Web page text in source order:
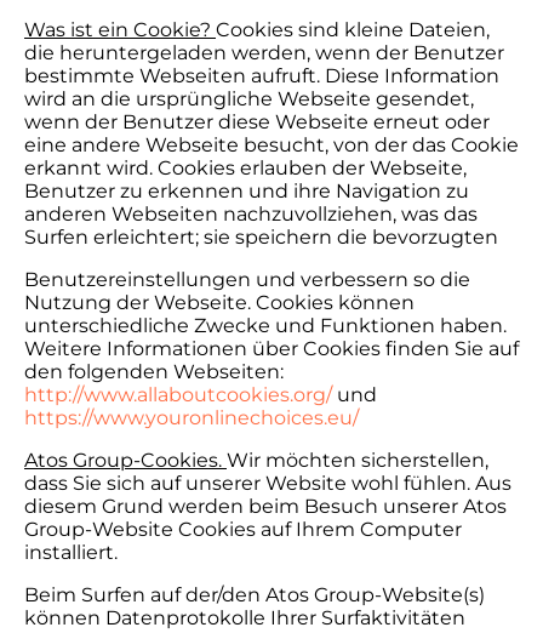
Was ist ein Cookie? Cookies sind kleine Dateien,
die heruntergeladen werden, wenn der Benutzer
bestimmte Webseiten aufruft. Diese Information
wird an die ursprüngliche Webseite gesendet,
wenn der Benutzer diese Webseite erneut oder
eine andere Webseite besucht, von der das Cookie
erkannt wird. Cookies erlauben der Webseite,
Benutzer zu erkennen und ihre Navigation zu
anderen Webseiten nachzuvollziehen, was das
Surfen erleichtert; sie speichern die bevorzugten
Benutzereinstellungen und verbessern so die
Nutzung der Webseite. Cookies können
unterschiedliche Zwecke und Funktionen haben.
Weitere Informationen über Cookies finden Sie auf
den folgenden Webseiten:
http://www.allaboutcookies.org/und
https://www.youronlinechoices.eu/
Atos Group-Cookies. Wir möchten sicherstellen,
dass Sie sich auf unserer Website wohl fühlen. Aus
diesem Grund werden beim Besuch unserer Atos
Group-Website Cookies auf Ihrem Computer
installiert.
Beim Surfen auf der/den Atos Group-Website(s)
können Datenprotokolle Ihrer Surfaktivitäten